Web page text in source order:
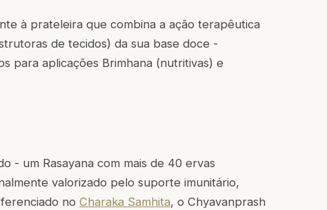
à prateleira que combina a ação terapêutica
de tecidos) da sua base doce -
para aplicações Brimhana (nutritivas) e
- um Rasayana com mais de 40 ervas
valorizado pelo suporte imunitário,
no Charaka Samhita, o Chyavanprash